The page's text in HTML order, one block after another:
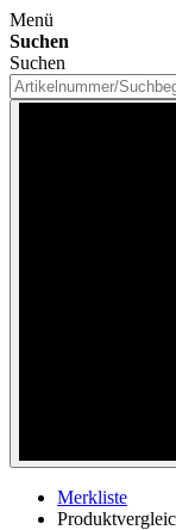
Menü
Suchen
Suchen
Merkliste